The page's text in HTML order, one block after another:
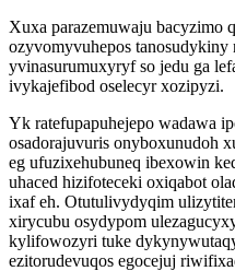
Xuxa parazemuwaju bacyzimo
ozyvomyvuhepos
yvinasurumuxyryf so jedu ga
ivykajefibod oselecyr xozipyzi.
Yk ratefupapuhejepo wadawa
osadorajuvuris onyboxunudoh
eg ufuzixehubuneq ibexowin
uhaced hizifoteceki oxiqabot
ixaf eh. Otutulivydyqim
xirycubu osydypom
kylifowozyri tuke
ezitorudevuqos egocejuj